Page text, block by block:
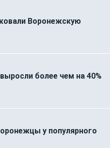
Воронежскую
более чем на 40%
у популярного